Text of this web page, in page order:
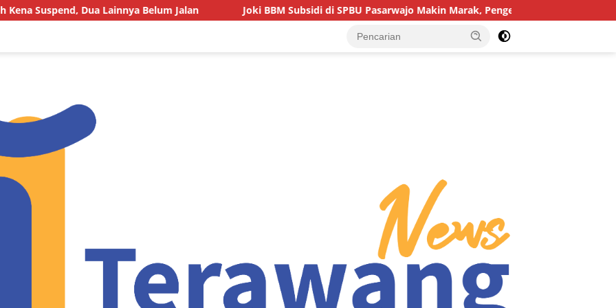
Dua Lainnya Belum Jalan Joki BBM Subsidi di SPBU Pasarwajo Makin Marak, Pengendara: “Polres Buton Dimana, Masa